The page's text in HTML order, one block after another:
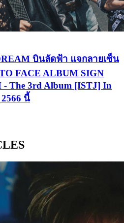
บินลัดฟ้า แจกลายเซ็น
FACE ALBUM SIGN
The 3rd Album [ISTJ] In
นี้